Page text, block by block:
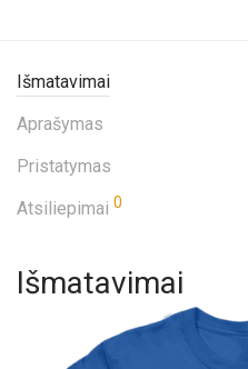
Išmatavimai
Aprašymas
Pristatymas
Atsiliepimai 0
Išmatavimai